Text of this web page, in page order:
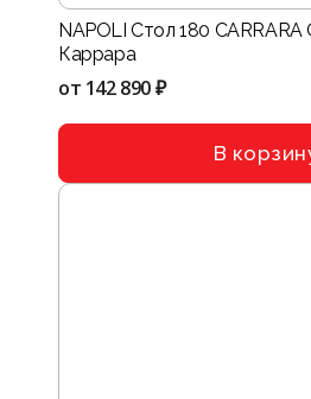
NAPOLI Стол 180 CARRARA
Каррара
от 142 890 ₽
В